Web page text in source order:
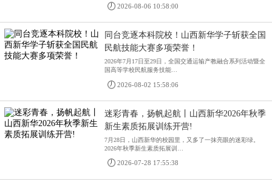
2026-08-06 10:58:00
同台竞逐本科院校！山西新华学子斩获全国
民航技能大赛多项荣誉！
2026年7月17日至29日，全国交通运输产教融合系列活动暨全
国高等学校民航服务技能…
2026-08-02 15:58:06
迷彩青春，扬帆起航丨山西新华2026年秋季
新生素质拓展训练开营!
7月28日，山西新华的校园里，又多了一抹亮眼的迷彩绿。
2026年秋季新生素质拓展训…
2026-07-28 17:55:38